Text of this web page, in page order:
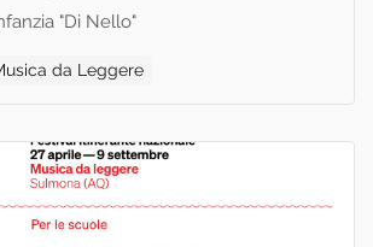
"Di Nello"
da Leggere